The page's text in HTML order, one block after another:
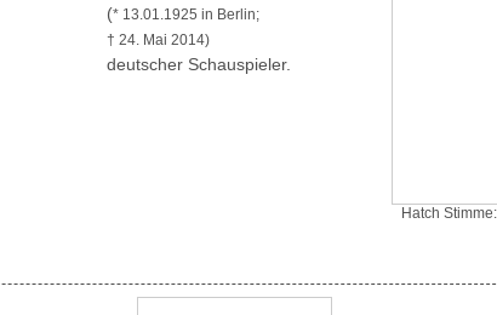
(* 13.01.1925 in Berlin;
† 24. Mai 2014)
deutscher Schauspieler.
Hatch